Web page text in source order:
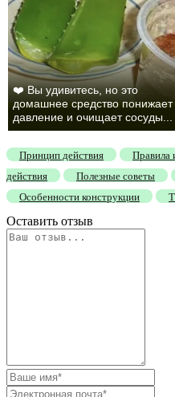
❤️ Вы удивитесь, но это
домашнее средство понижает
давление и очищает сосуды...
Принцип действия Правила
действия
Полезные советы
Особенности конструкции
Оставить отзыв